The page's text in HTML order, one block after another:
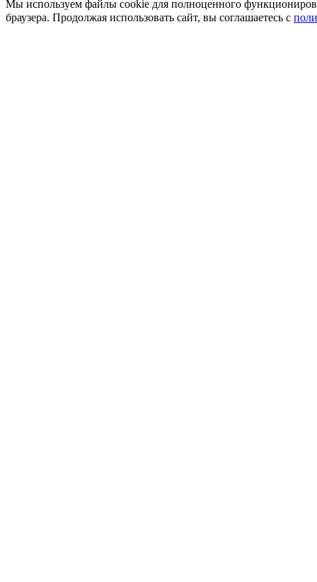
Мы используем файлы cookie для полноценного
браузера. Продолжая использовать сайт, вы соглашаетесь с